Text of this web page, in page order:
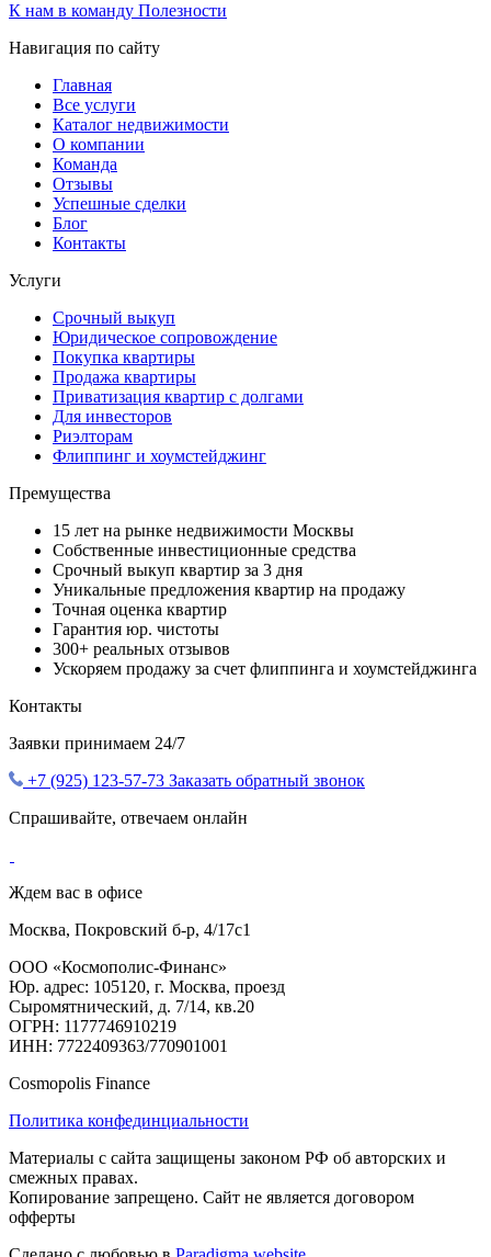
К нам в команду Полезности
Навигация по сайту
Главная
Все услуги
Каталог недвижимости
О компании
Команда
Отзывы
Успешные сделки
Блог
Контакты
Услуги
Срочный выкуп
Юридическое сопровождение
Покупка квартиры
Продажа квартиры
Приватизация квартир с долгами
Для инвесторов
Риэлторам
Флиппинг и хоумстейджинг
Премущества
15 лет на рынке недвижимости Москвы
Собственные инвестиционные средства
Срочный выкуп квартир за 3 дня
Уникальные предложения квартир на продажу
Точная оценка квартир
Гарантия юр. чистоты
300+ реальных отзывов
Ускоряем продажу за счет флиппинга и хоумстейджинга
Контакты
Заявки принимаем 24/7
+7 (925) 123-57-73 Заказать обратный звонок
Спрашивайте, отвечаем онлайн
Ждем вас в офисе
Москва, Покровский б-р, 4/17с1
ООО «Космополис-Финанс»
Юр. адрес: 105120, г. Москва, проезд
Сыромятнический, д. 7/14, кв.20
ОГРН: 1177746910219
ИНН: 7722409363/770901001
Cosmopolis Finance
Политика конфединциальности
Материалы с сайта защищены законом РФ об авторских и
смежных правах.
Копирование запрещено. Сайт не является договором
офферты